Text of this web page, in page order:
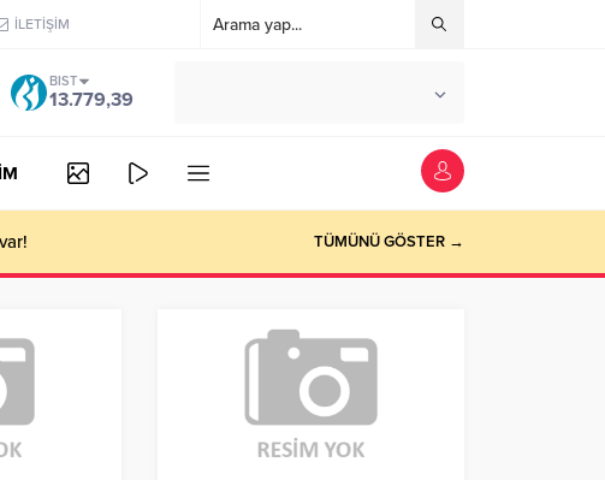
İLETİŞİM
BIST
13.779,39
TÜMÜNÜ GÖSTER →